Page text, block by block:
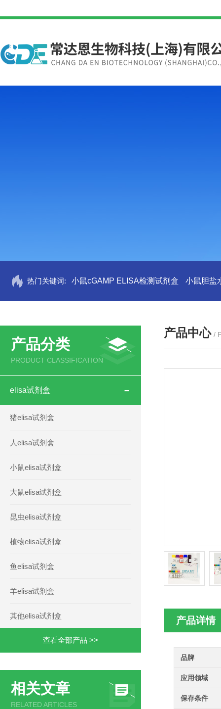
热门关键词: 小鼠cGAMP ELISA检测试剂盒 小鼠胆盐
产品分类
PRODUCT CLASSIFICATION
elisa试剂盒
猪elisa试剂盒
人elisa试剂盒
小鼠elisa试剂盒
大鼠elisa试剂盒
昆虫elisa试剂盒
植物elisa试剂盒
鱼elisa试剂盒
羊elisa试剂盒
其他elisa试剂盒
查看全部产品 >>
相关文章
RELATED ARTICLES
产品中心 /
产品详情
品牌
应用领域
保存条件